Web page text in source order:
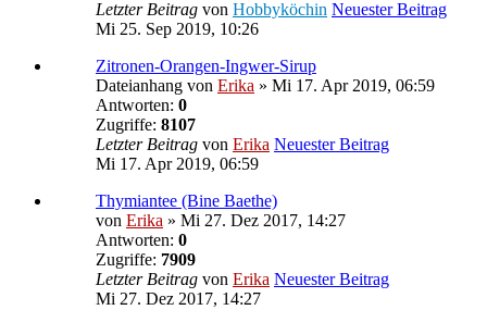
Letzter Beitrag von Hobbyköchin Neuester Beitrag
Mi 25. Sep 2019, 10:26
Zitronen-Orangen-Ingwer-Sirup
Dateianhang von Erika » Mi 17. Apr 2019, 06:59
Antworten: 0
Zugriffe: 8107
Letzter Beitrag von Erika Neuester Beitrag
Mi 17. Apr 2019, 06:59
Thymiantee (Bine Baethe)
von Erika » Mi 27. Dez 2017, 14:27
Antworten: 0
Zugriffe: 7909
Letzter Beitrag von Erika Neuester Beitrag
Mi 27. Dez 2017, 14:27